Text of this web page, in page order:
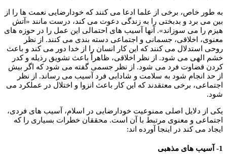
به طور خاص، برخی از علما ادعا می کنند که خودارضایی نعمت ها را از
بین می برد و بدبختی را به زندگی دعوت می کند، درست مانند «آتش
هیزم را می سوزاند». آنها آسیب های احتمالی این عمل را در حوزه های
معنوی، اخلاقی، جسمانی و اجتماعی دسته بندی می کنند. از نظر
روحی استدلال می کنند که این کار انسان را از خدا دور می کند و باعث
خشم الهی می شود. از نظر اخلاقی، ظاهراً باعث تشويق رذيله و كدر
كردن قضاوت فرد می شود. از نظر جسمی گفته می شود که اگر بیش
از حد انجام شود به سلامت و شادابی فرد آسیب می رساند. از نظر
اجتماعی، برخی معتقدند که این کار باعث انزوا و اختلال در عملکرد می
شود.
یکی از دلایل اصلی ممنوعیت خودارضایی در اسلام، آسیب های فردی،
اجتماعی و معنوی مرتبط با آن است. محققان خطرات بسیاری را که
ایجاد می کند در اینجا آورده اند:
1- آسیب های مذهبی